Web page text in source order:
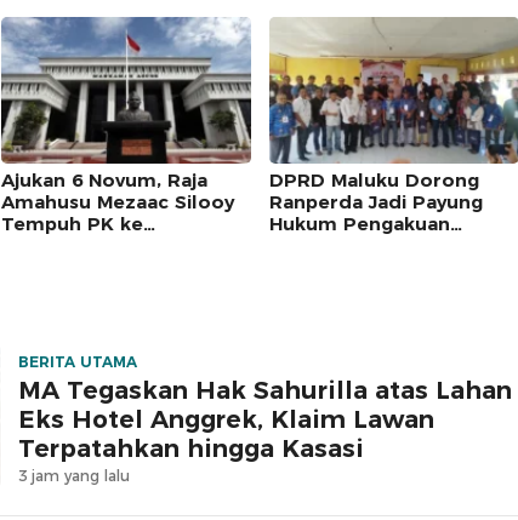
Ajukan 6 Novum, Raja
Amahusu Mezaac Silooy
Tempuh PK ke
DPRD Maluku Dorong
Ranperda Jadi Payung
Hukum Pengakuan
BERITA UTAMA
MA Tegaskan Hak Sahurilla atas Lahan
Eks Hotel Anggrek, Klaim Lawan
Terpatahkan hingga Kasasi
3 jam yang lalu